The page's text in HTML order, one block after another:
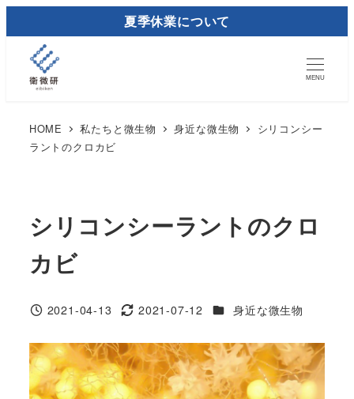
イ
夏季休業について
MENU
HOME 私たちと微生物 身近な微生物
シリコンシー
ラントのクロカビ
シリコンシーラントのクロ
カビ
投稿日
2021-04-13
更新日
2021-07-12 カテゴリー
身近な微生物